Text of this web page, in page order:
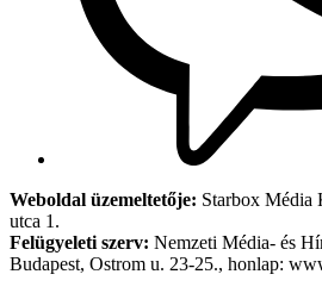
Weboldal üzemeltetője: Starbox Média
utca 1.
Felügyeleti szerv: Nemzeti Média- és
Budapest, Ostrom u. 23-25., honlap: